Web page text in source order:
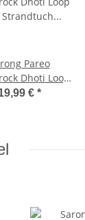
Pareo
Dhoti Loop
Strandtuch
€ *